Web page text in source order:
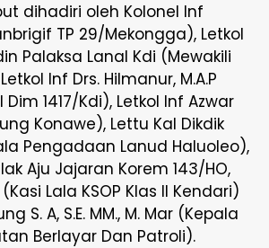
dihadiri oleh Kolonel Inf
TP 29/Mekongga), Letkol
Palaksa Lanal Kdi (Mewakili
Inf Drs. Hilmanur, M.A.P
1417/Kdi), Letkol Inf Azwar
Konawe), Lettu Kal Dikdik
Pengadaan Lanud Haluoleo),
Aju Jajaran Korem 143/HO,
Lala KSOP Klas II Kendari)
S. A, S.E. MM., M. Mar (Kepala
Berlayar Dan Patroli).